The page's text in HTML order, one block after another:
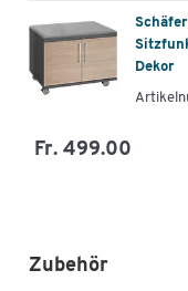
Dekor
Fr. 499.00
Zubehör